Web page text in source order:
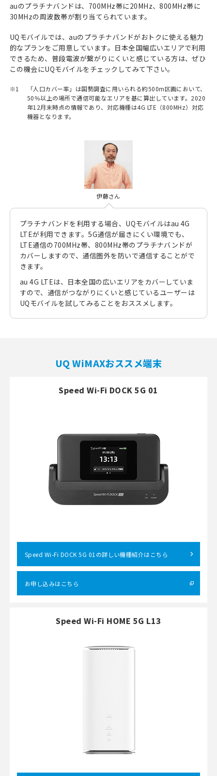
auのプラチナバンドは、700MHz帯に20MHz、800MHz帯に
30MHzの周波数帯が割り当てられています。
UQモバイルでは、auのプラチナバンドがおトクに使える魅力
的なプランをご用意しています。日本全国幅広いエリアで利用
できるため、普段電波が繋がりにくいと感じている方は、ぜひ
この機会にUQモバイルをチェックしてみて下さい。
※1
「人口カバー率」は国勢調査に用いられる約500m区画において、
50％以上の場所で通信可能なエリアを基に算出しています。2020
年12月末時点の情報であり、対応機種は4G LTE（800MHz）対応
機器となります。
伊藤さん
プラチナバンドを利用する場合、UQモバイルはau 4G
LTEが利用できます。5G通信が届きにくい環境でも、
LTE通信の700MHz帯、800MHz帯のプラチナバンドが
カバーしますので、通信圏外を防いで通信することがで
きます。
au 4G LTEは、日本全国の広いエリアをカバーしていま
すので、通信がつながりにくいと感じているユーザーは
UQモバイルを試してみることをおススメします。
UQ WiMAXおススメ端末
Speed Wi-Fi DOCK 5G 01
Speed Wi-Fi DOCK 5G 01の詳しい機種紹介はこちら
お申し込みはこちら
Speed Wi-Fi HOME 5G L13